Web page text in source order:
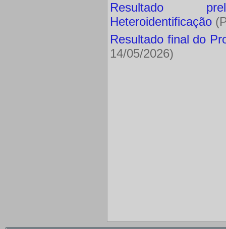
Resultado
Heteroidentificação
Resultado final do
14/05/2026)